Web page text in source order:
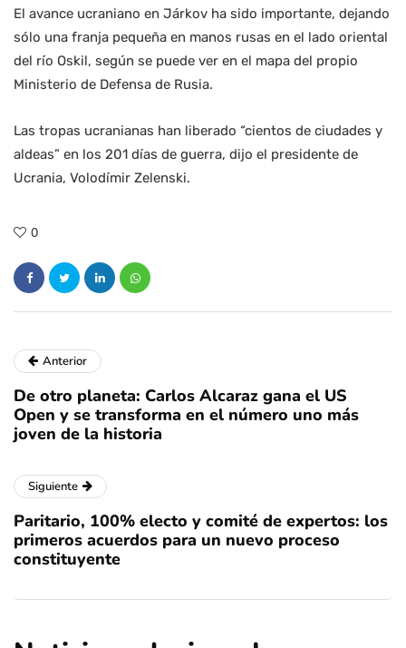
El avance ucraniano en Járkov ha sido importante, dejando
sólo una franja pequeña en manos rusas en el lado oriental
del río Oskil, según se puede ver en el mapa del propio
Ministerio de Defensa de Rusia.
Las tropas ucranianas han liberado “cientos de ciudades y
aldeas” en los 201 días de guerra, dijo el presidente de
Ucrania, Volodímir Zelenski.
0
Anterior
De otro planeta: Carlos Alcaraz gana el US
Open y se transforma en el número uno más
joven de la historia
Siguiente
Paritario, 100% electo y comité de expertos: los
primeros acuerdos para un nuevo proceso
constituyente